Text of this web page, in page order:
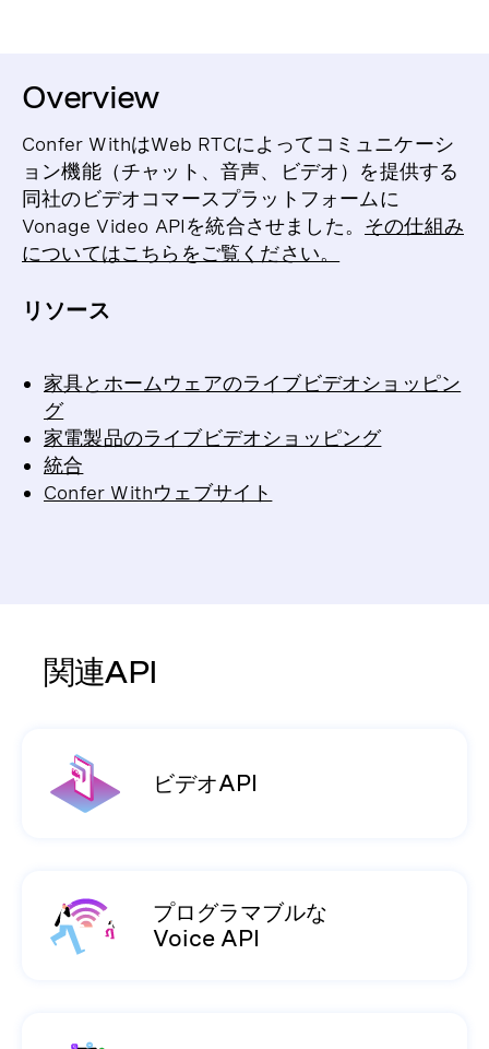
Overview
Confer WithはWeb RTCによってコミュニケーシ
ョン機能（チャット、音声、ビデオ）を提供する
同社のビデオコマースプラットフォームに
Vonage Video APIを統合させました。 その仕組み
についてはこちらをご覧ください。
リソース
家具とホームウェアのライブビデオショッピン
グ
家電製品のライブビデオショッピング
統合
Confer Withウェブサイト
関連API
ビデオAPI
プログラマブルな
Voice API